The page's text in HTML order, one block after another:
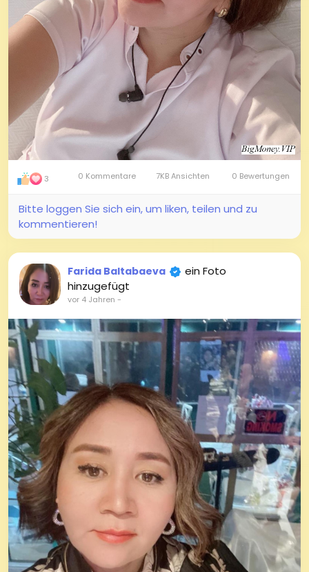
3 0 Kommentare 7KB Ansichten 0 Bewertungen
Bitte loggen Sie sich ein, um liken, teilen und zu
kommentieren!
Farida Baltabaeva
ein Foto
hinzugefügt
vor 4 Jahren -